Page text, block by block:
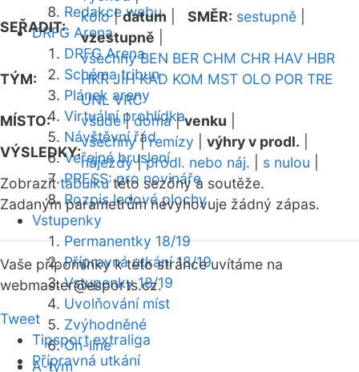
Redakce webu
DRFG Arena
DRFG Arena
Schéma tribun
Plánek areny
Virtuální prohlídka
Návštěvní řád
Veřejné bruslení
PRESS: pro novináře
Rozpis ledové plochy
Vstupenky
Permanentky 18/19
Přípravná utkání 18/19
Vstupenky 18/19
Uvolňování míst
Zvýhodněné
On-line
A-tým
SEŘADIT:
kolo|datum SMĚR: sestupně
vzestupně
TÝM:
všechny BEN BER CHM CHR HAV HBR
HKR JIH KAD KOM MST OLO POR TRE
UNL VRC
MÍSTO:
všude|doma|venku
VÝSLEDKY:
všechny|remízy výhry v prodl.
nájezdy|prodl. nebo náj. s nulou
Zobrazittabulkutéto sezóny a soutěže.
Zadaným parametrům nevyhovuje žádný zápas.
Vaše připomínky k této stránce uvítáme na
webmaster@esports.cz.
Tweet
Tipsport extraliga
Přípravná utkání